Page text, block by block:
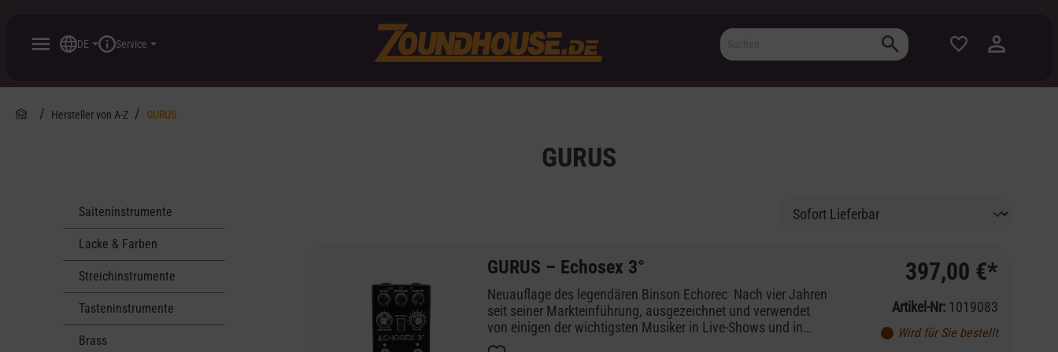
DE Service
Hersteller von A-Z GURUS
GURUS
Saiteninstrumente
Lacke & Farben
Streichinstrumente
Tasteninstrumente
Brass
GURUS – Echosex 3°
Neuauflage des legendären Binson Echorec Nach vier Jahren
seit seiner Markteinführung, ausgezeichnet und verwendet
von einigen der wichtigsten Musiker in Live-Shows und in
ihren Platten wie: Steve Lukather, Alan Parsons, Doug
397,00 €*
Artikel-Nr: 1019083
Wird für Sie bestellt